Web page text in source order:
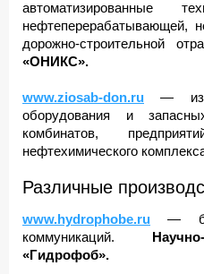
автоматизированные
нефтеперерабатывающей,
дорожно-строительной
«ОНИКС».
www.ziosab-don.ru —
оборудования и
комбинатов,
нефтехимического
Различные
www.hydrophobe.ru —
коммуникаций.
«Гидрофоб».